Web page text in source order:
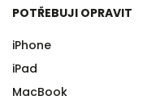
POTŘEBUJI OPRAVIT
iPhone
iPad
MacBook